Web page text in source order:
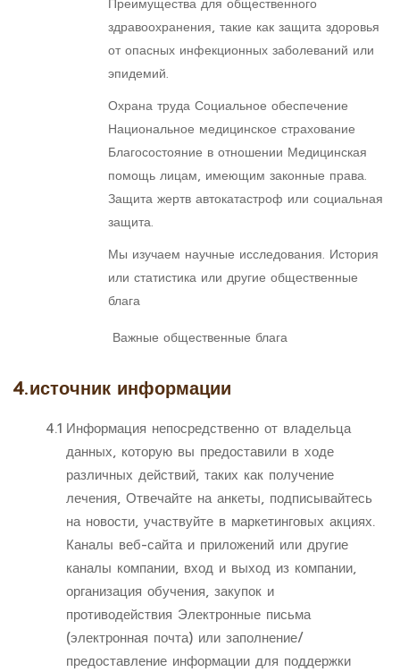
Преимущества для общественного
здравоохранения, такие как защита здоровья
от опасных инфекционных заболеваний или
эпидемий.
Охрана труда Социальное обеспечение
Национальное медицинское страхование
Благосостояние в отношении Медицинская
помощь лицам, имеющим законные права.
Защита жертв автокатастроф или социальная
защита.
Мы изучаем научные исследования. История
или статистика или другие общественные
блага
Важные общественные блага
4.источник информации
4.1 Информация непосредственно от владельца
данных, которую вы предоставили в ходе
различных действий, таких как получение
лечения, Отвечайте на анкеты, подписывайтесь
на новости, участвуйте в маркетинговых акциях.
Каналы веб-сайта и приложений или другие
каналы компании, вход и выход из компании,
организация обучения, закупок и
противодействия Электронные письма
(электронная почта) или заполнение/
предоставление информации для поддержки